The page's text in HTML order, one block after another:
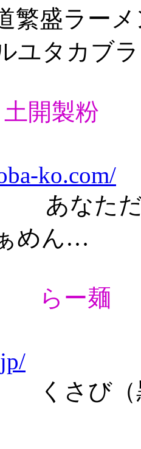
繁盛ラー
ユタカブ
土開製粉
ko.com/
けのら
めん…
らー麺
黒味噌